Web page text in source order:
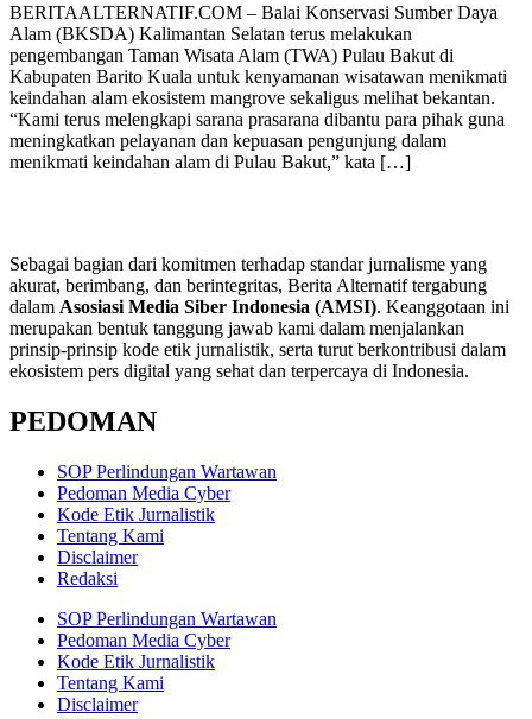
BERITAALTERNATIF.COM – Balai Konservasi Sumber Daya
Alam (BKSDA) Kalimantan Selatan terus melakukan
pengembangan Taman Wisata Alam (TWA) Pulau Bakut di
Kabupaten Barito Kuala untuk kenyamanan wisatawan menikmati
keindahan alam ekosistem mangrove sekaligus melihat bekantan.
“Kami terus melengkapi sarana prasarana dibantu para pihak guna
meningkatkan pelayanan dan kepuasan pengunjung dalam
menikmati keindahan alam di Pulau Bakut,” kata […]
Sebagai bagian dari komitmen terhadap standar jurnalisme yang
akurat, berimbang, dan berintegritas, Berita Alternatif tergabung
dalam Asosiasi Media Siber Indonesia (AMSI). Keanggotaan ini
merupakan bentuk tanggung jawab kami dalam menjalankan
prinsip-prinsip kode etik jurnalistik, serta turut berkontribusi dalam
ekosistem pers digital yang sehat dan terpercaya di Indonesia.
PEDOMAN
SOP Perlindungan Wartawan
Pedoman Media Cyber
Kode Etik Jurnalistik
Tentang Kami
Disclaimer
Redaksi
SOP Perlindungan Wartawan
Pedoman Media Cyber
Kode Etik Jurnalistik
Tentang Kami
Disclaimer